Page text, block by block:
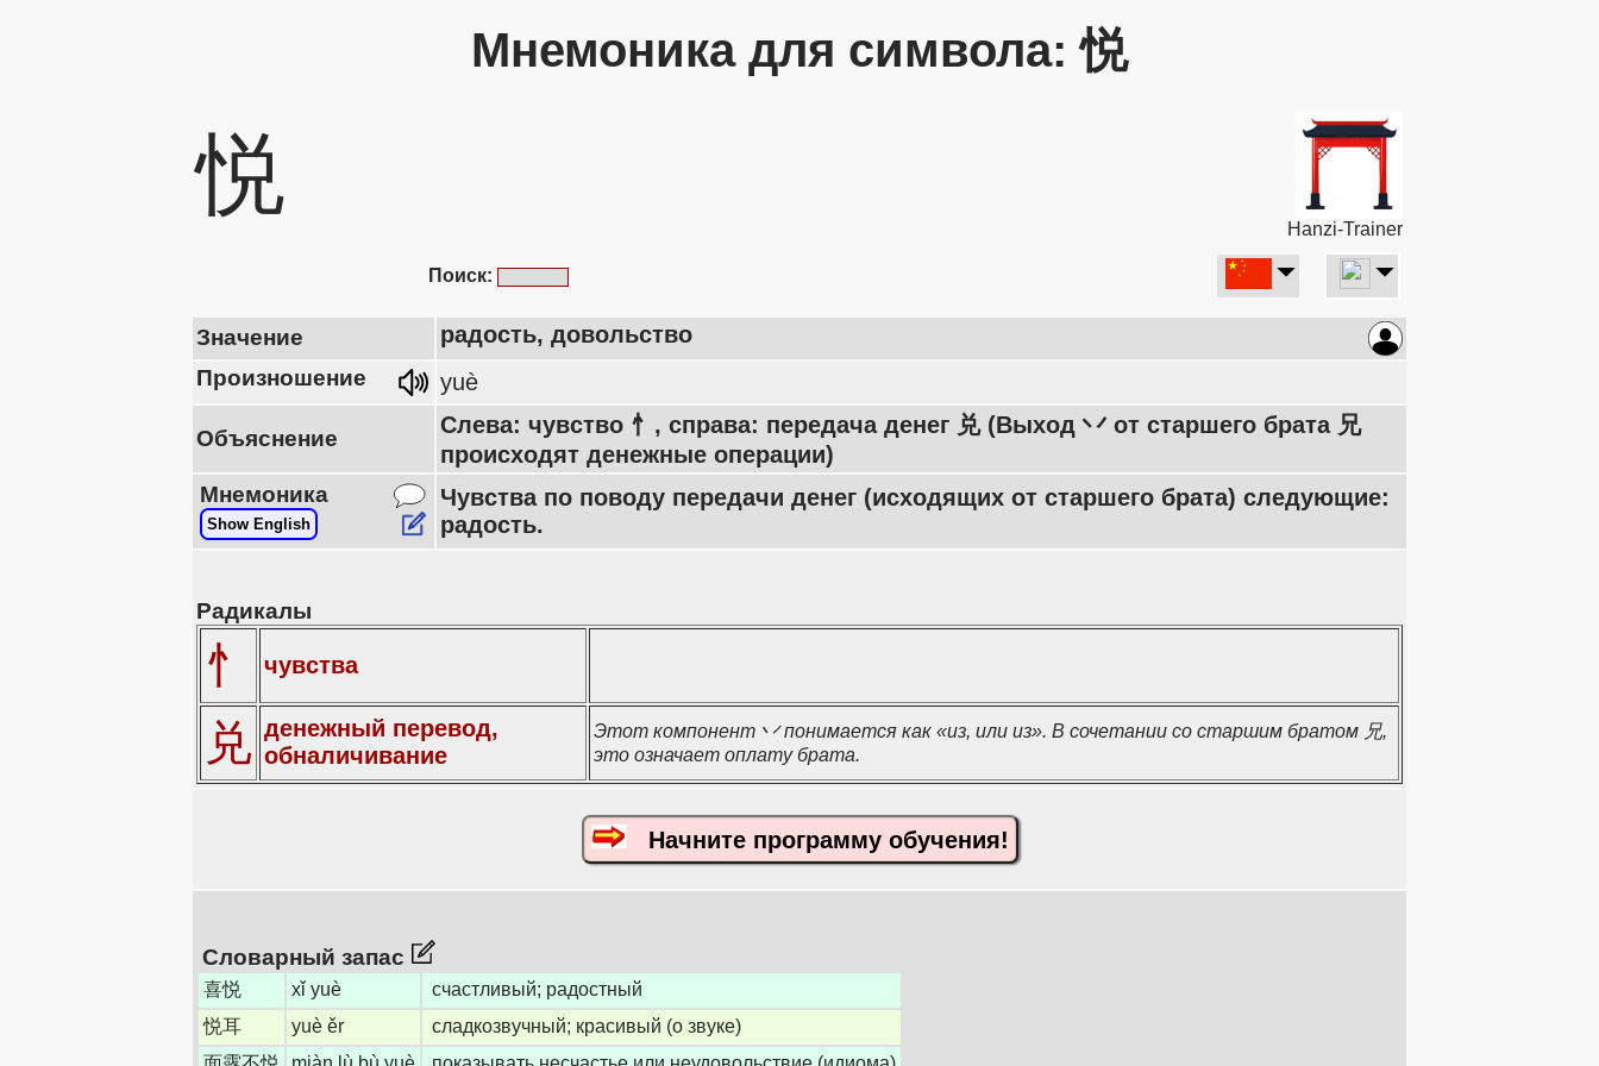
Мнемоника для символа: 悦
悦
Hanzi-Trainer
Поиск:
Значение радость, довольство
Произношение yuè
Объяснение
Слева: чувство 忄, справа: передача денег 兑 (Выход 丷 от старшего брата 兄
происходят денежные операции)
Мнемоника
Show English
Чувства по поводу передачи денег (исходящих от старшего брата) следующие:
радость.
Радикалы
忄 чувства
兑 денежный перевод,
обналичивание
Этот компонент 丷 понимается как «из, или из». В сочетании со старшим братом 兄,
это означает оплату брата.
Начните программу обучения!
Словарный запас
喜悦 xǐ yuè
счастливый; радостный
悦耳
yuè ěr
сладкозвучный; красивый (о звуке)